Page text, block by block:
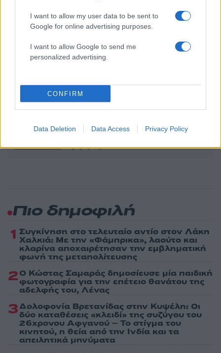
I want to allow my user data to be sent to
Google for online advertising purposes.
I want to allow Google to send me
personalized advertising.
CONFIRM
Data Deletion Data Access Privacy Policy
Υποβολή σχολίου
Χρηστικά
ΥΓΡΑΕΡΙΟ
Share:
Ακολουθήστε το Νewsit.gr στοGoogle Newsκαι
τελευταία νέατης ημέρας
Πιο δημοφιλή
1 Συγκίνηση στο τελευταίο αντίο στον Λάκη
Χαλκιά: Με την «Φάμπρικα», λαούτο και
κλαρίνα αποχαιρέτησαν την εμβληματική
φωνή της μεταπολίτευσης
2Ο Κώστας Σαμαράς δημοσίευσε μία παιδική
φωτογραφία για την επέτειο θανάτου της
αδελφής του, Λένας
3Δολοφονία Βρετανίδας στην Κυψέλη: Οι
δύο καταθέσεις «κλειδί» της συζύγου του
26χρονου Αφγανού – Το στίγμα του
κινητού, η θεία από την Ινδία και τα
απειλητικά μηνύματα